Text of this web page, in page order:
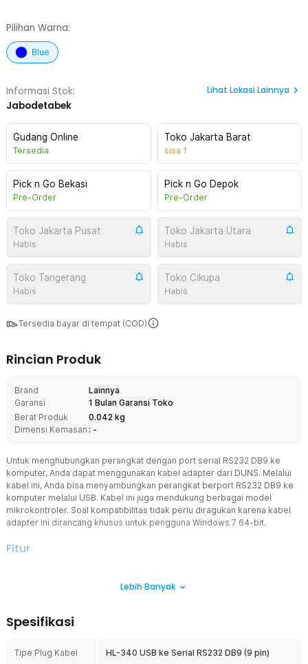
Pilihan Warna:
Blue
Informasi Stok:
Jabodetabek
Lihat Lokasi Lainnya
Gudang Online
Tersedia
Toko Jakarta Barat
sisa 1
Pick n Go Bekasi
Pre-Order
Pick n Go Depok
Pre-Order
Toko Jakarta Pusat
Habis
Toko Jakarta Utara
Habis
Toko Tangerang
Habis
Toko Cikupa
Habis
Tersedia bayar di tempat (COD)
Rincian Produk
Brand
Lainnya
Garansi
1 Bulan Garansi Toko
Berat Produk
0.042 kg
Dimensi Kemasan : -
Untuk menghubungkan perangkat dengan port serial RS232 DB9 ke
komputer, Anda dapat menggunakan kabel adapter dari DUNS. Melalui
kabel ini, Anda bisa menyambungkan perangkat berport RS232 DB9 ke
komputer melalui USB. Kabel ini juga mendukung berbagai model
mikrokontroler. Soal kompatibilitas tidak perlu diragukan karena kabel
adapter ini dirancang khusus untuk pengguna Windows 7 64-bit.
Fitur
Kabel adapter USB HL-340 memberikan solusi fleksibel untuk
DB9, perangkat lama yang menggunakan port serial kini dapat
USB.
Lebih Banyak
Spesifikasi
Tipe Plug Kabel HL-340 USB ke Serial RS232 DB9 (9 pin)